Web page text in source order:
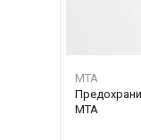
MTA
MTA